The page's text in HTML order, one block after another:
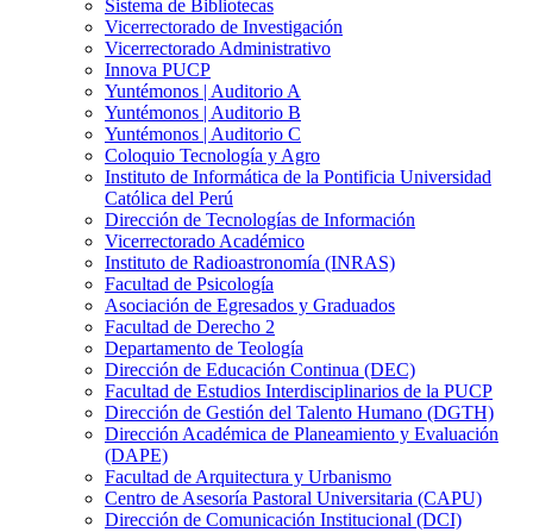
Sistema de Bibliotecas
Vicerrectorado de Investigación
Vicerrectorado Administrativo
Innova PUCP
Yuntémonos | Auditorio A
Yuntémonos | Auditorio B
Yuntémonos | Auditorio C
Coloquio Tecnología y Agro
Instituto de Informática de la Pontificia Universidad
Católica del Perú
Dirección de Tecnologías de Información
Vicerrectorado Académico
Instituto de Radioastronomía (INRAS)
Facultad de Psicología
Asociación de Egresados y Graduados
Facultad de Derecho 2
Departamento de Teología
Dirección de Educación Continua (DEC)
Facultad de Estudios Interdisciplinarios de la PUCP
Dirección de Gestión del Talento Humano (DGTH)
Dirección Académica de Planeamiento y Evaluación
(DAPE)
Facultad de Arquitectura y Urbanismo
Centro de Asesoría Pastoral Universitaria (CAPU)
Dirección de Comunicación Institucional (DCI)